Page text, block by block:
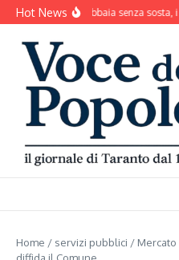
Salta al contenuto
Hot NewsIl cane abbaia senza sosta, i
Home / servizi pubblici / Mercato